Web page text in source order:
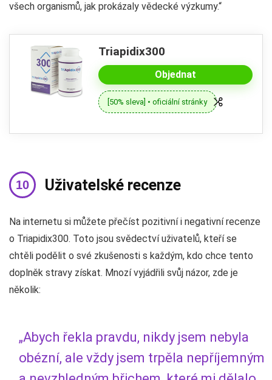
všech organismů, jak prokázaly vědecké výzkumy.“
Triapidix300
Objednat
[50% sleva] • oficiální stránky
Uživatelské recenze
Na internetu si můžete přečíst pozitivní i negativní recenze
o Triapidix300. Toto jsou svědectví uživatelů, kteří se
chtěli podělit o své zkušenosti s každým, kdo chce tento
doplněk stravy získat. Mnozí vyjádřili svůj názor, zde je
několik:
„Abych řekla pravdu, nikdy jsem nebyla
obézní, ale vždy jsem trpěla nepříjemným